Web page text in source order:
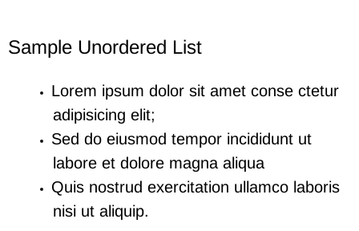
Sample Unordered List
Lorem ipsum dolor sit amet conse ctetur
adipisicing elit;
Sed do eiusmod tempor incididunt ut
labore et dolore magna aliqua
Quis nostrud exercitation ullamco laboris
nisi ut aliquip.